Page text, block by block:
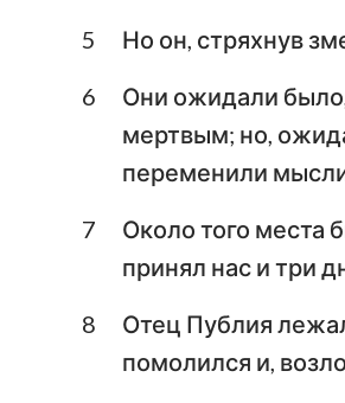
Екклесиаст
Исаия
Плач Иеремии
Даниил
Иоиль
5
Но он, стряхнув
6
Они ожидали было,
мертвым; но,
переменили мысли
7
Около того места
принял нас и три
8
Отец Публия
помолился и,